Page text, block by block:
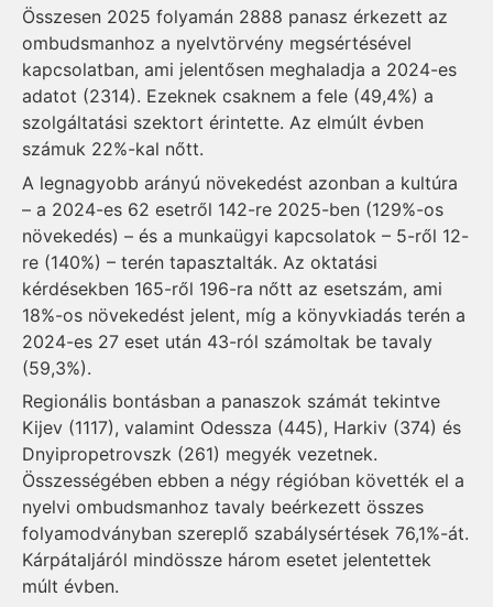
Összesen 2025 folyamán 2888 panasz érkezett az
ombudsmanhoz a nyelvtörvény megsértésével
kapcsolatban, ami jelentősen meghaladja a 2024-es
adatot (2314). Ezeknek csaknem a fele (49,4%) a
szolgáltatási szektort érintette. Az elmúlt évben
számuk 22%-kal nőtt.
A legnagyobb arányú növekedést azonban a kultúra
– a 2024-es 62 esetről 142-re 2025-ben (129%-os
növekedés) – és a munkaügyi kapcsolatok – 5-ről 12-
re (140%) – terén tapasztalták. Az oktatási
kérdésekben 165-ről 196-ra nőtt az esetszám, ami
18%-os növekedést jelent, míg a könyvkiadás terén a
2024-es 27 eset után 43-ról számoltak be tavaly
(59,3%).
Regionális bontásban a panaszok számát tekintve
Kijev (1117), valamint Odessza (445), Harkiv (374) és
Dnyipropetrovszk (261) megyék vezetnek.
Összességében ebben a négy régióban követték el a
nyelvi ombudsmanhoz tavaly beérkezett összes
folyamodványban szereplő szabálysértések 76,1%-át.
Kárpátaljáról mindössze három esetet jelentettek
múlt évben.